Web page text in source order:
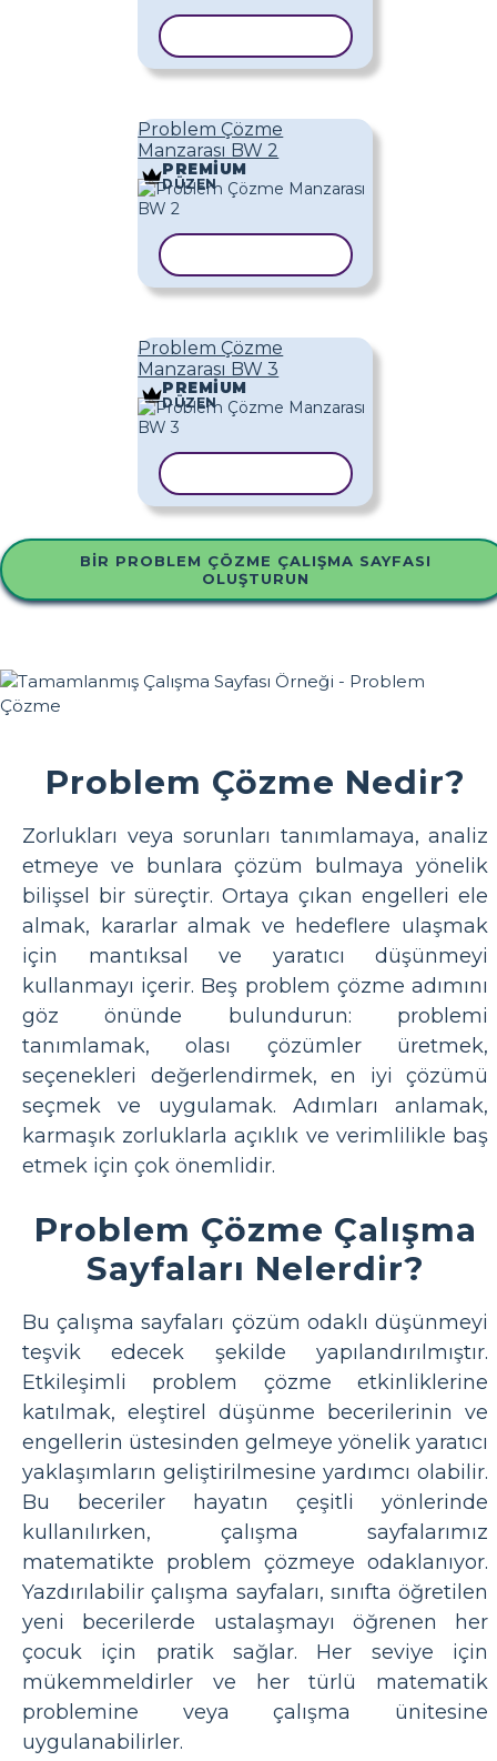
Problem Çözme
Manzarası BW 2
PREMIUM
DÜZEN
Problem Çözme
Manzarası BW 3
PREMIUM
DÜZEN
BIR PROBLEM ÇÖZME ÇALIŞMA SAYFASI
OLUŞTURUN
Problem Çözme Nedir?
Zorlukları veya sorunları tanımlamaya, analiz
etmeye ve bunlara çözüm bulmaya yönelik
bilişsel bir süreçtir. Ortaya çıkan engelleri ele
almak, kararlar almak ve hedeflere ulaşmak
için mantıksal ve yaratıcı düşünmeyi
kullanmayı içerir. Beş problem çözme adımını
göz önünde bulundurun: problemi
tanımlamak, olası çözümler üretmek,
seçenekleri değerlendirmek, en iyi çözümü
seçmek ve uygulamak. Adımları anlamak,
karmaşık zorluklarla açıklık ve verimlilikle baş
etmek için çok önemlidir.
Problem Çözme Çalışma
Sayfaları Nelerdir?
Bu çalışma sayfaları çözüm odaklı düşünmeyi
teşvik edecek şekilde yapılandırılmıştır.
Etkileşimli problem çözme etkinliklerine
katılmak, eleştirel düşünme becerilerinin ve
engellerin üstesinden gelmeye yönelik yaratıcı
yaklaşımların geliştirilmesine yardımcı olabilir.
Bu beceriler hayatın çeşitli yönlerinde
kullanılırken, çalışma sayfalarımız
matematikte problem çözmeye odaklanıyor.
Yazdırılabilir çalışma sayfaları, sınıfta öğretilen
yeni becerilerde ustalaşmayı öğrenen her
çocuk için pratik sağlar. Her seviye için
mükemmeldirler ve her türlü matematik
problemine veya çalışma ünitesine
uygulanabilirler.